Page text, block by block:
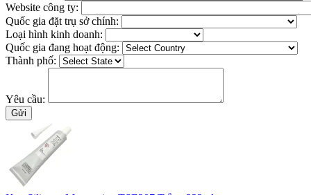
Website công ty:
Quốc gia đặt trụ sở chính:
Loại hình kinh doanh:
Quốc gia đang hoạt động:
Thành phố:
Yêu cầu: